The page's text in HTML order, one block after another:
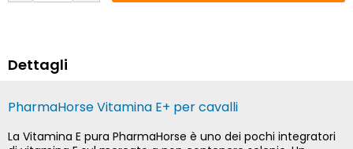
Dettagli
PharmaHorse Vitamina E+ per cavalli
La Vitamina E pura PharmaHorse è uno dei pochi integratori